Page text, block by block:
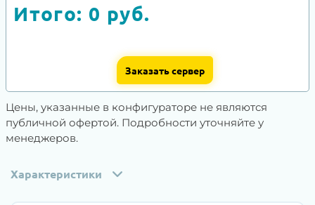
Итого: 0 руб.
Заказать сервер
Цены, указанные в конфигураторе не являются
публичной офертой. Подробности уточняйте у
менеджеров.
Характеристики